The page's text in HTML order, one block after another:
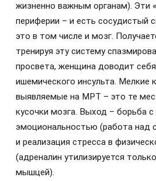
жизненно важным органам). Эти
периферии – и есть сосудистый
это в том числе и мозг.
тренируя эту систему
просвета, женщина доводит
ишемического инсульта. Мелкие
выявляемые на МРТ – это те
кусочки мозга. Выход – борьба
эмоциональностью (работа над
и реализация стресса в
(адреналин утилизируется
мышцей).